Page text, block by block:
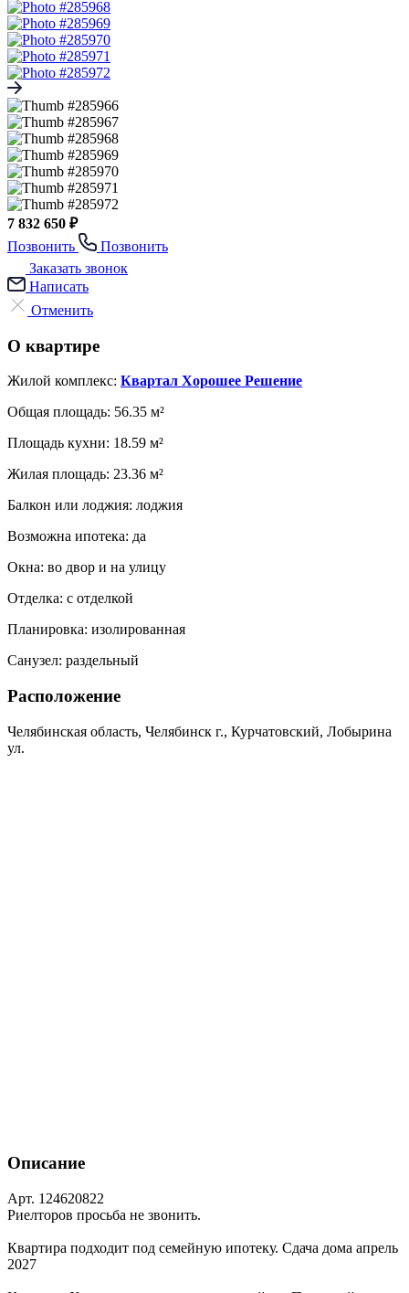
7 832 650 ₽
Позвонить
Позвонить
Заказать звонок
Написать
Отменить
О квартире
Жилой комплекс: Квартал Хорошее Решение
Общая площадь: 56.35 м²
Площадь кухни: 18.59 м²
Жилая площадь: 23.36 м²
Балкон или лоджия: лоджия
Возможна ипотека: да
Окна: во двор и на улицу
Отделка: с отделкой
Планировка: изолированная
Санузел: раздельный
Расположение
Челябинская область, Челябинск г., Курчатовский, Лобырина
ул.
Описание
Арт. 124620822
Риелторов просьба не звонить.
Квартира подходит под семейную ипотеку. Сдача дома апрель
2027